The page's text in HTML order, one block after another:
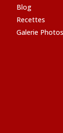
Blog
Recettes
Galerie Photos